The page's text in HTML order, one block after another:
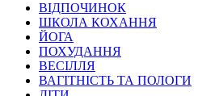
ВІДПОЧИНОК
ШКОЛА КОХАННЯ
ЙОГА
ПОХУДАННЯ
ВЕСІЛЛЯ
ВАГІТНІСТЬ ТА ПОЛОГИ